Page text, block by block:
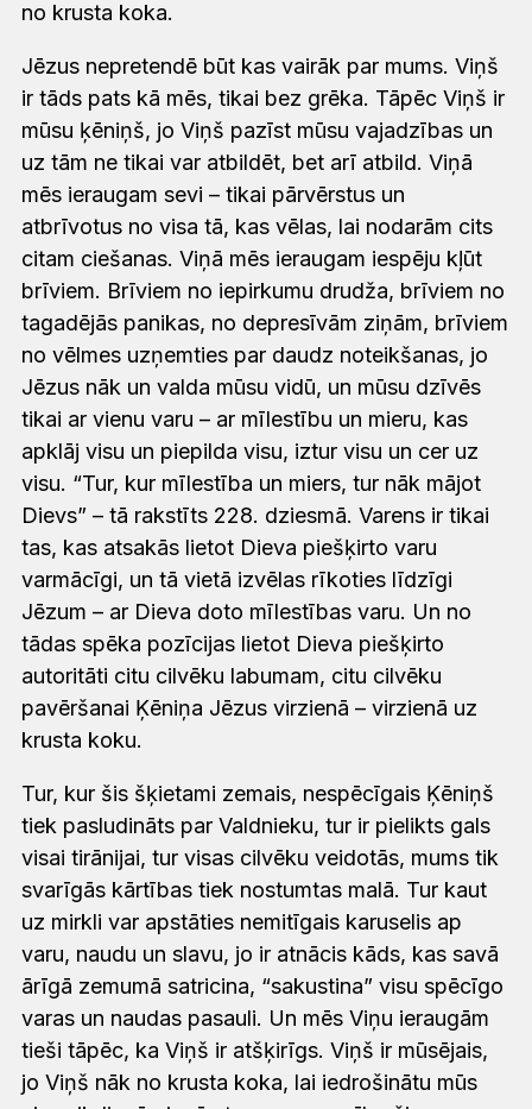
no krusta koka.
Jēzus nepretendē būt kas vairāk par mums. Viņš
ir tāds pats kā mēs, tikai bez grēka. Tāpēc Viņš ir
mūsu ķēniņš, jo Viņš pazīst mūsu vajadzības un
uz tām ne tikai var atbildēt, bet arī atbild. Viņā
mēs ieraugam sevi – tikai pārvērstus un
atbrīvotus no visa tā, kas vēlas, lai nodarām cits
citam ciešanas. Viņā mēs ieraugam iespēju kļūt
brīviem. Brīviem no iepirkumu drudža, brīviem no
tagadējās panikas, no depresīvām ziņām, brīviem
no vēlmes uzņemties par daudz noteikšanas, jo
Jēzus nāk un valda mūsu vidū, un mūsu dzīvēs
tikai ar vienu varu – ar mīlestību un mieru, kas
apklāj visu un piepilda visu, iztur visu un cer uz
visu. “Tur, kur mīlestība un miers, tur nāk mājot
Dievs” – tā rakstīts 228. dziesmā. Varens ir tikai
tas, kas atsakās lietot Dieva piešķirto varu
varmācīgi, un tā vietā izvēlas rīkoties līdzīgi
Jēzum – ar Dieva doto mīlestības varu. Un no
tādas spēka pozīcijas lietot Dieva piešķirto
autoritāti citu cilvēku labumam, citu cilvēku
pavēršanai Ķēniņa Jēzus virzienā – virzienā uz
krusta koku.
Tur, kur šis šķietami zemais, nespēcīgais Ķēniņš
tiek pasludināts par Valdnieku, tur ir pielikts gals
visai tirānijai, tur visas cilvēku veidotās, mums tik
svarīgās kārtības tiek nostumtas malā. Tur kaut
uz mirkli var apstāties nemitīgais karuselis ap
varu, naudu un slavu, jo ir atnācis kāds, kas savā
ārīgā zemumā satricina, “sakustina” visu spēcīgo
varas un naudas pasauli. Un mēs Viņu ieraugām
tieši tāpēc, ka Viņš ir atšķirīgs. Viņš ir mūsējais,
jo Viņš nāk no krusta koka, lai iedrošinātu mūs